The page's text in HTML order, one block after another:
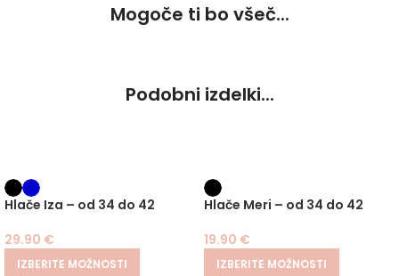
Mogoče ti bo všeč...
Podobni izdelki...
Hlače Iza – od 34 do 42
29.90 €
IZBERITE MOŽNOSTI
Hlače Meri – od 34 do 42
19.90 €
IZBERITE MOŽNOSTI